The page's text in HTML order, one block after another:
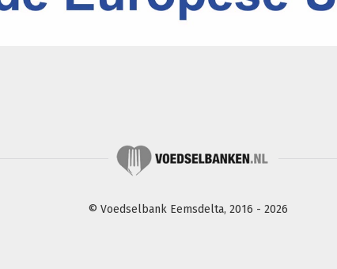
© Voedselbank Eemsdelta, 2016 - 2026